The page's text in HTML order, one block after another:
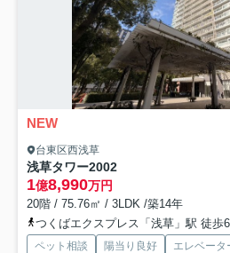
NEW
台東区西浅草
浅草タワー2002
1億8,990万円
20階 / 75.76㎡ / 3LDK /築14年
つくばエクスプレス「浅草」駅 徒歩
ペット相談 陽当り良好 エレベータ